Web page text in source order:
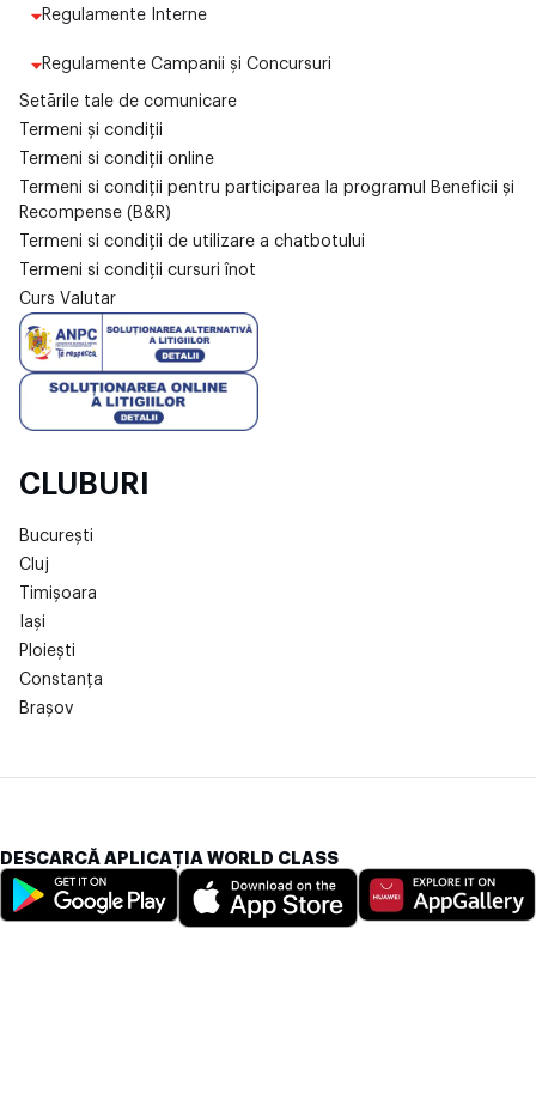
Regulamente Interne
Regulamente Campanii și Concursuri
Setările tale de comunicare
Termeni și condiții
Termeni si condiții online
Termeni si condiții pentru participarea la programul Beneficii și
Recompense (B&R)
Termeni si condiții de utilizare a chatbotului
Termeni si condiții cursuri înot
Curs Valutar
CLUBURI
București
Cluj
Timișoara
Iași
Ploiești
Constanța
Brașov
DESCARCĂ APLICAȚIA WORLD CLASS